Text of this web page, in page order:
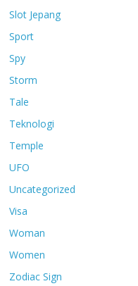
Slot Jepang
Sport
Spy
Storm
Tale
Teknologi
Temple
UFO
Uncategorized
Visa
Woman
Women
Zodiac Sign